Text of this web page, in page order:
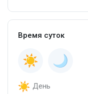
Время суток
День